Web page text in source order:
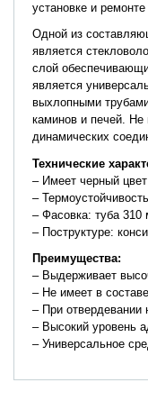
установке и
Одной из
является
слой
является
выхлопными
каминов и печей. Не
динамических
Технические
– Имеет черный цвет
–
– Фасовка: туба 310
– Поструктуре:
Преимущества:
– Выдерживает
– Не имеет в
– При отвердевании
– Высокий уровень
– Универсальное